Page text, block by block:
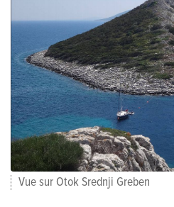
Vue sur Otok Srednji Greben